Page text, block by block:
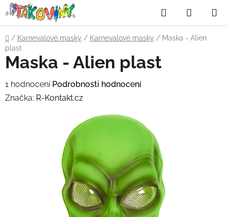
Přejít
na
obsah
Hledat
KOŠÍK
Domů
/ Karnevalové masky / Karnevalové masky / Maska - Alien
plast
Maska - Alien plast
Průměrné
hodnocení
1 hodnocení Podrobnosti hodnocení
Značka: R-Kontakt.cz